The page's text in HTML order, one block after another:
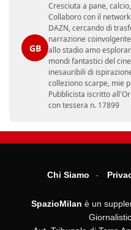
GB
Cresciuta a pane,
Collaboro con il
DAZN, cercando di
narrazione
allo stadio amo
mondi fantastici del
inesauribili di
colleziono scarpe, mie
Pubblicista iscritto
con tessera n. 17899
Chi Siamo
SpazioMilan è un